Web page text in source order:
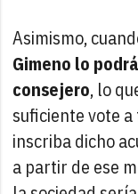
Asimismo,
Gimeno lo
consejero, lo
suficiente vote
inscriba dicho
a partir de ese